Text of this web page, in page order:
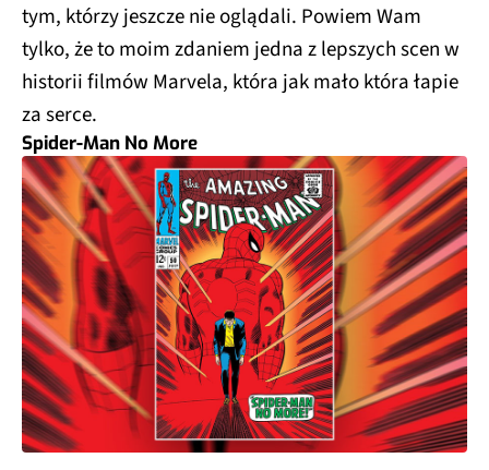
tym, którzy jeszcze nie oglądali. Powiem Wam
tylko, że to moim zdaniem jedna z lepszych scen w
historii filmów Marvela, która jak mało która łapie
za serce.
Spider-Man No More